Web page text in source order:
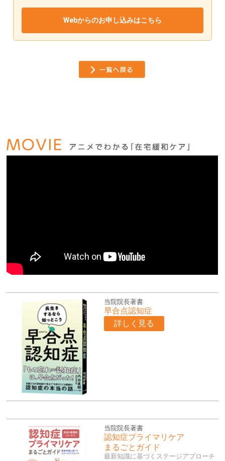
Webからのお申し込みはこちら
当院院長著書
早合点認知症
詳しく見る
当院院長著書
認知症プライマリケア
まるごとガイド
最新知識に基づくステージアプローチ